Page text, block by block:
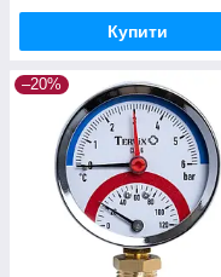
Купити
–20%